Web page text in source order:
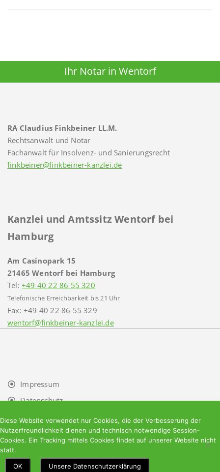
Ihr Notar in Wentorf
RA Claudius Finkbeiner LL.M.
Rechtsanwalt und Notar
Fachanwalt für Insolvenz- und Sanierungsrecht
finkbeiner@finkbeiner-kanzlei.de
Kanzlei und Amtssitz Wentorf bei
Hamburg
Am Casinopark 15
21465 Wentorf bei Hamburg
Tel: +49 40 22 86 55 320
Telefonische Erreichbarkeit bis 21 Uhr
Fax: +49 40 22 86 55 329
wentorf@finkbeiner-kanzlei.de
Impressum
Datenschutz
Facebook
Diese Website verwendet nur Cookies, die der Verbesserung der
Nutzerfreundlichkeit dienen und technisch notwendige Session-
Cookies. Ein Tracking mittels Cookies findet auf unserer Website nicht
statt.
OK Unsere Datenschutzerklärung